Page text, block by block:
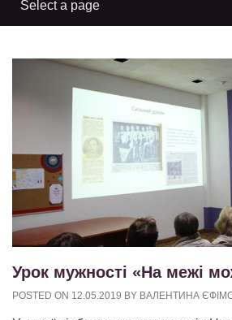
Урок мужності «На межі
POSTED ON 12.05.2019 BY ВАЛЕНТИНА